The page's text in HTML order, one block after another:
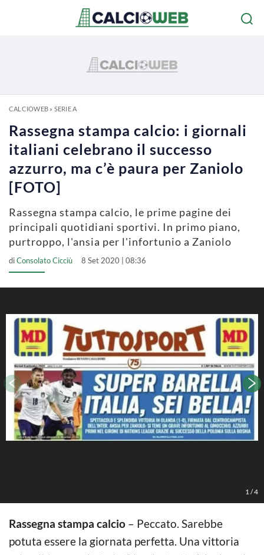
CALCIOWEB» SERIE A
Rassegna stampa calcio: i giornali
italiani celebrano il successo
azzurro, ma c’è paura per Zaniolo
[FOTO]
Rassegna stampa calcio, le prime pagine dei
principali quotidiani sportivi. In primo piano,
purtroppo, l'ansia per l'infortunio a Zaniolo
diConsolato Cicciù 8 Set 2020 | 08:36
1 /4
Rassegna stampa calcio – Peccato. Sarebbe
potuta essere la giornata perfetta. Una vittoria